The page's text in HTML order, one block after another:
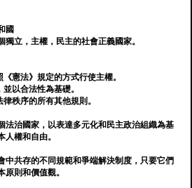
國
獨立，主權，民主的社會正義國家。
憲法》規定的方式行使主權。
以合法性為基礎。
秩序的所有其他規則。
法治國家，以表達多元化和民主政治組織為基
人權和自由。
中共存的不同規範和爭端解決制度，只要它們
原則和價值觀。